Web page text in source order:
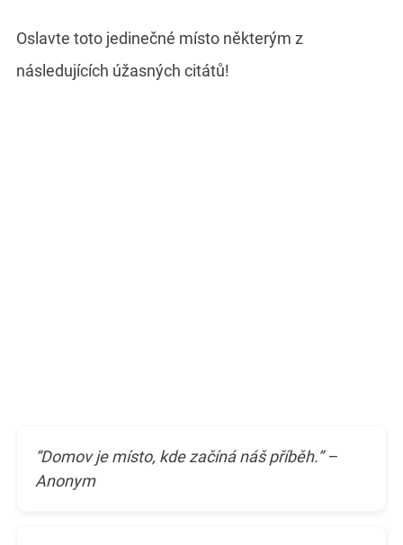
Oslavte toto jedinečné místo některým z
následujících úžasných citátů!
“Domov je místo, kde začíná náš příběh.” –
Anonym